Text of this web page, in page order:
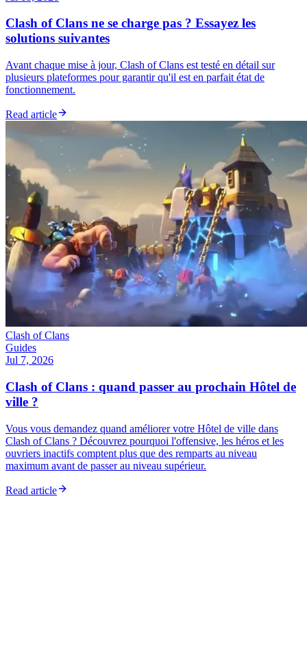
Clash of Clans ne se charge pas ? Essayez les
solutions suivantes
Avant chaque mise à jour, Clash of Clans est testé en détail sur
plusieurs plateformes pour garantir qu'il est en parfait état de
fonctionnement.
Read article
Clash of Clans
Guides
Jul 7, 2026
Clash of Clans : quand passer au prochain Hôtel de
ville ?
Vous vous demandez quand améliorer votre Hôtel de ville dans
Clash of Clans ? Découvrez pourquoi l'offensive, les héros et les
ouvriers inactifs comptent plus que des remparts au niveau
maximum avant de passer au niveau supérieur.
Read article